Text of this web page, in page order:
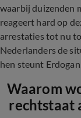
waarbij duizenden
reageert hard op
arrestaties tot nu
Nederlanders de
hen steunt
Waarom
rechtstaat